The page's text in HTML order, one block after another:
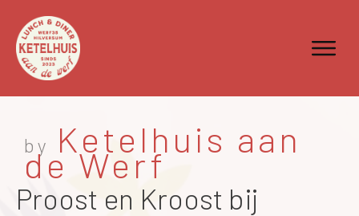
by Ketelhuis aan
de Werf
Proost en Kroost bij